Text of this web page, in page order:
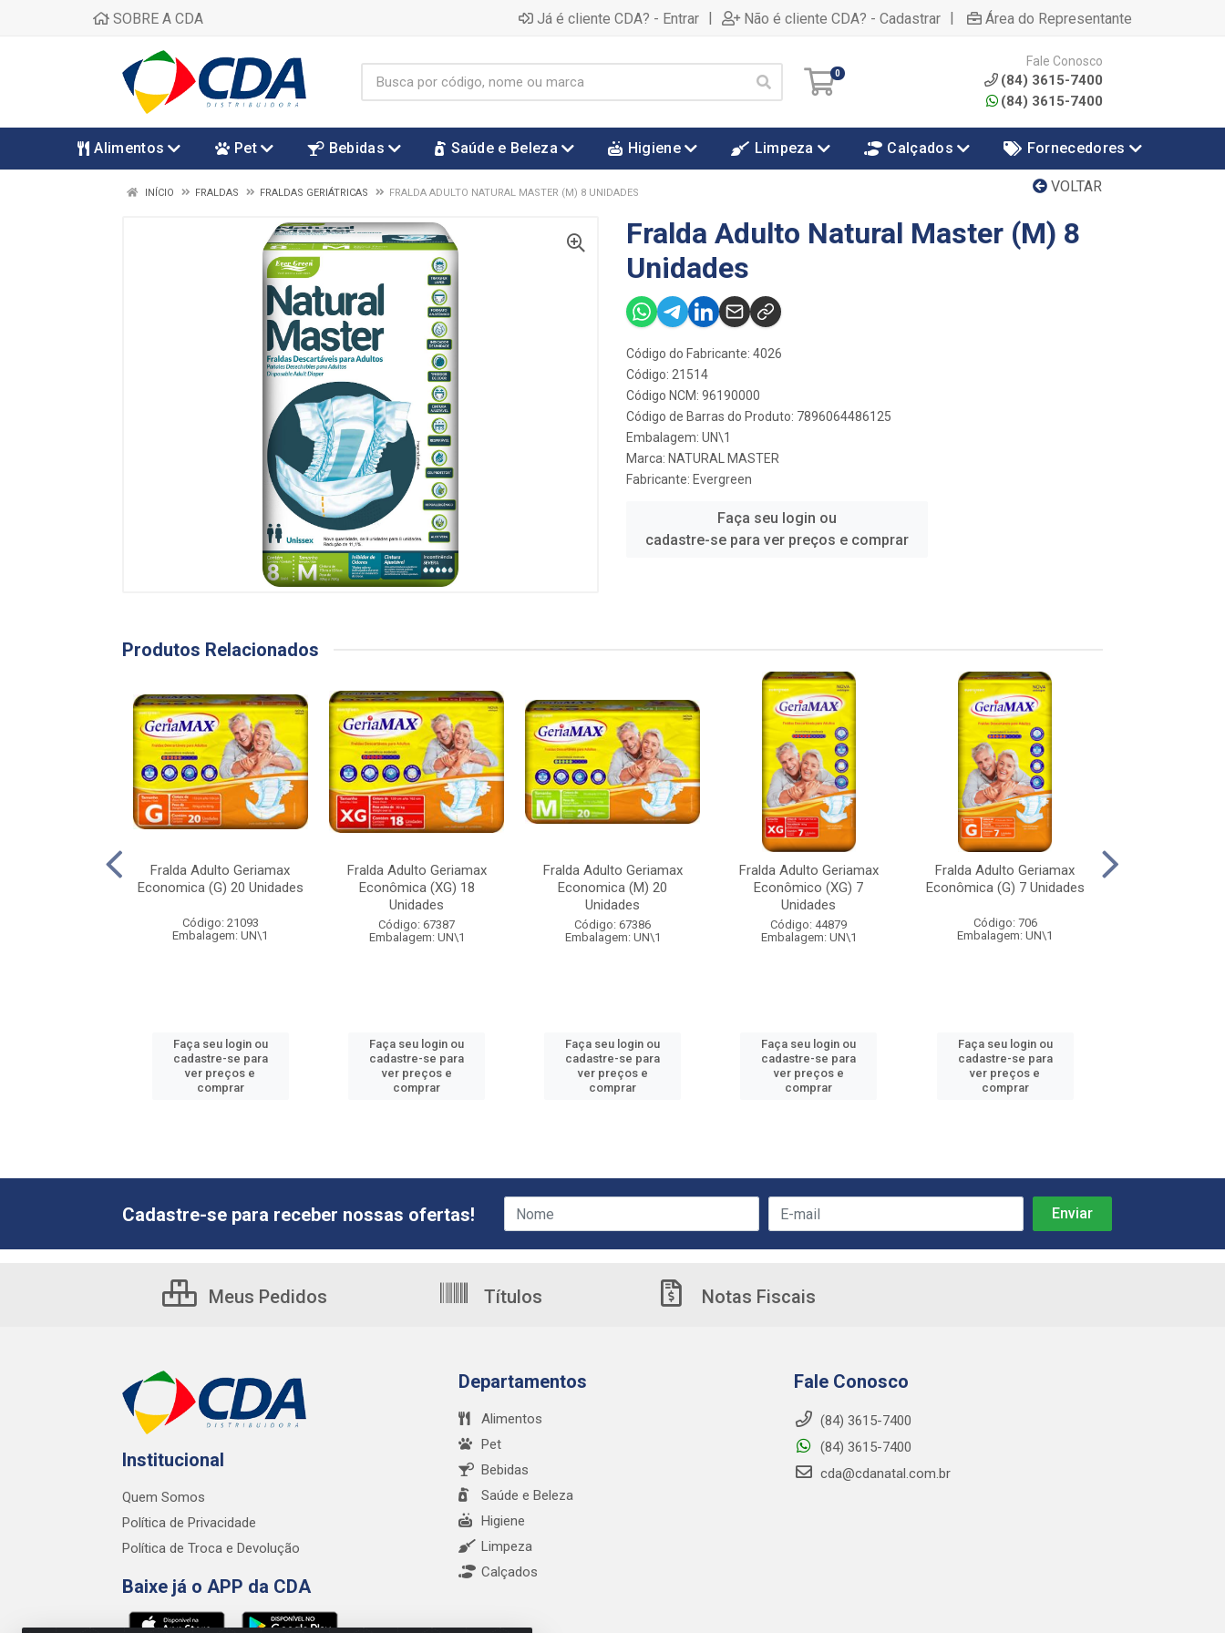
SOBRE A CDA Já é cliente CDA? - Entrar | Não é cliente CDA? - Cadastrar | Área do Representante
0
Fale Conosco
(84) 3615-7400
(84) 3615-7400
Alimentos Pet Bebidas Saúde e Beleza Higiene Limpeza Calçados Fornecedores
VOLTAR
INÍCIO FRALDAS FRALDAS GERIÁTRICAS FRALDA ADULTO NATURAL MASTER (M) 8 UNIDADES
Fralda Adulto Natural Master (M) 8
Unidades
Código do Fabricante: 4026
Código: 21514
Código NCM: 96190000
Código de Barras do Produto: 7896064486125
Embalagem: UN\1
Marca: NATURAL MASTER
Fabricante: Evergreen
Faça seu login ou
cadastre-se para ver preços e comprar
Produtos Relacionados
Fralda Adulto Geriamax
Economica (G) 20 Unidades
Código: 21093
Embalagem: UN\1
Faça seu login ou
cadastre-se para
ver preços e
comprar
Fralda Adulto Geriamax
Econômica (XG) 18
Unidades
Código: 67387
Embalagem: UN\1
Faça seu login ou
cadastre-se para
ver preços e
comprar
Fralda Adulto Geriamax
Economica (M) 20
Unidades
Código: 67386
Embalagem: UN\1
Faça seu login ou
cadastre-se para
ver preços e
comprar
Fralda Adulto Geriamax
Econômico (XG) 7
Unidades
Código: 44879
Embalagem: UN\1
Faça seu login ou
cadastre-se para
ver preços e
comprar
Fralda Adulto Geriamax
Econômica (G) 7 Unidades
Código: 706
Embalagem: UN\1
Faça seu login ou
cadastre-se para
ver preços e
comprar
Cadastre-se para receber nossas ofertas!
Meus Pedidos Títulos Notas Fiscais
Institucional
Quem Somos
Política de Privacidade
Política de Troca e Devolução
Baixe já o APP da CDA
Departamentos
Alimentos
Pet
Bebidas
Saúde e Beleza
Higiene
Limpeza
Calçados
Fale Conosco
(84) 3615-7400
(84) 3615-7400
cda@cdanatal.com.br